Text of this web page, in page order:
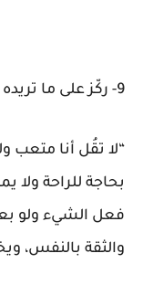
9- ركّز على ما تريده
“لا تقُل أنا متعب
بحاجة للراحة ولا
فعل الشيء ولو
والثقة بالنفس،